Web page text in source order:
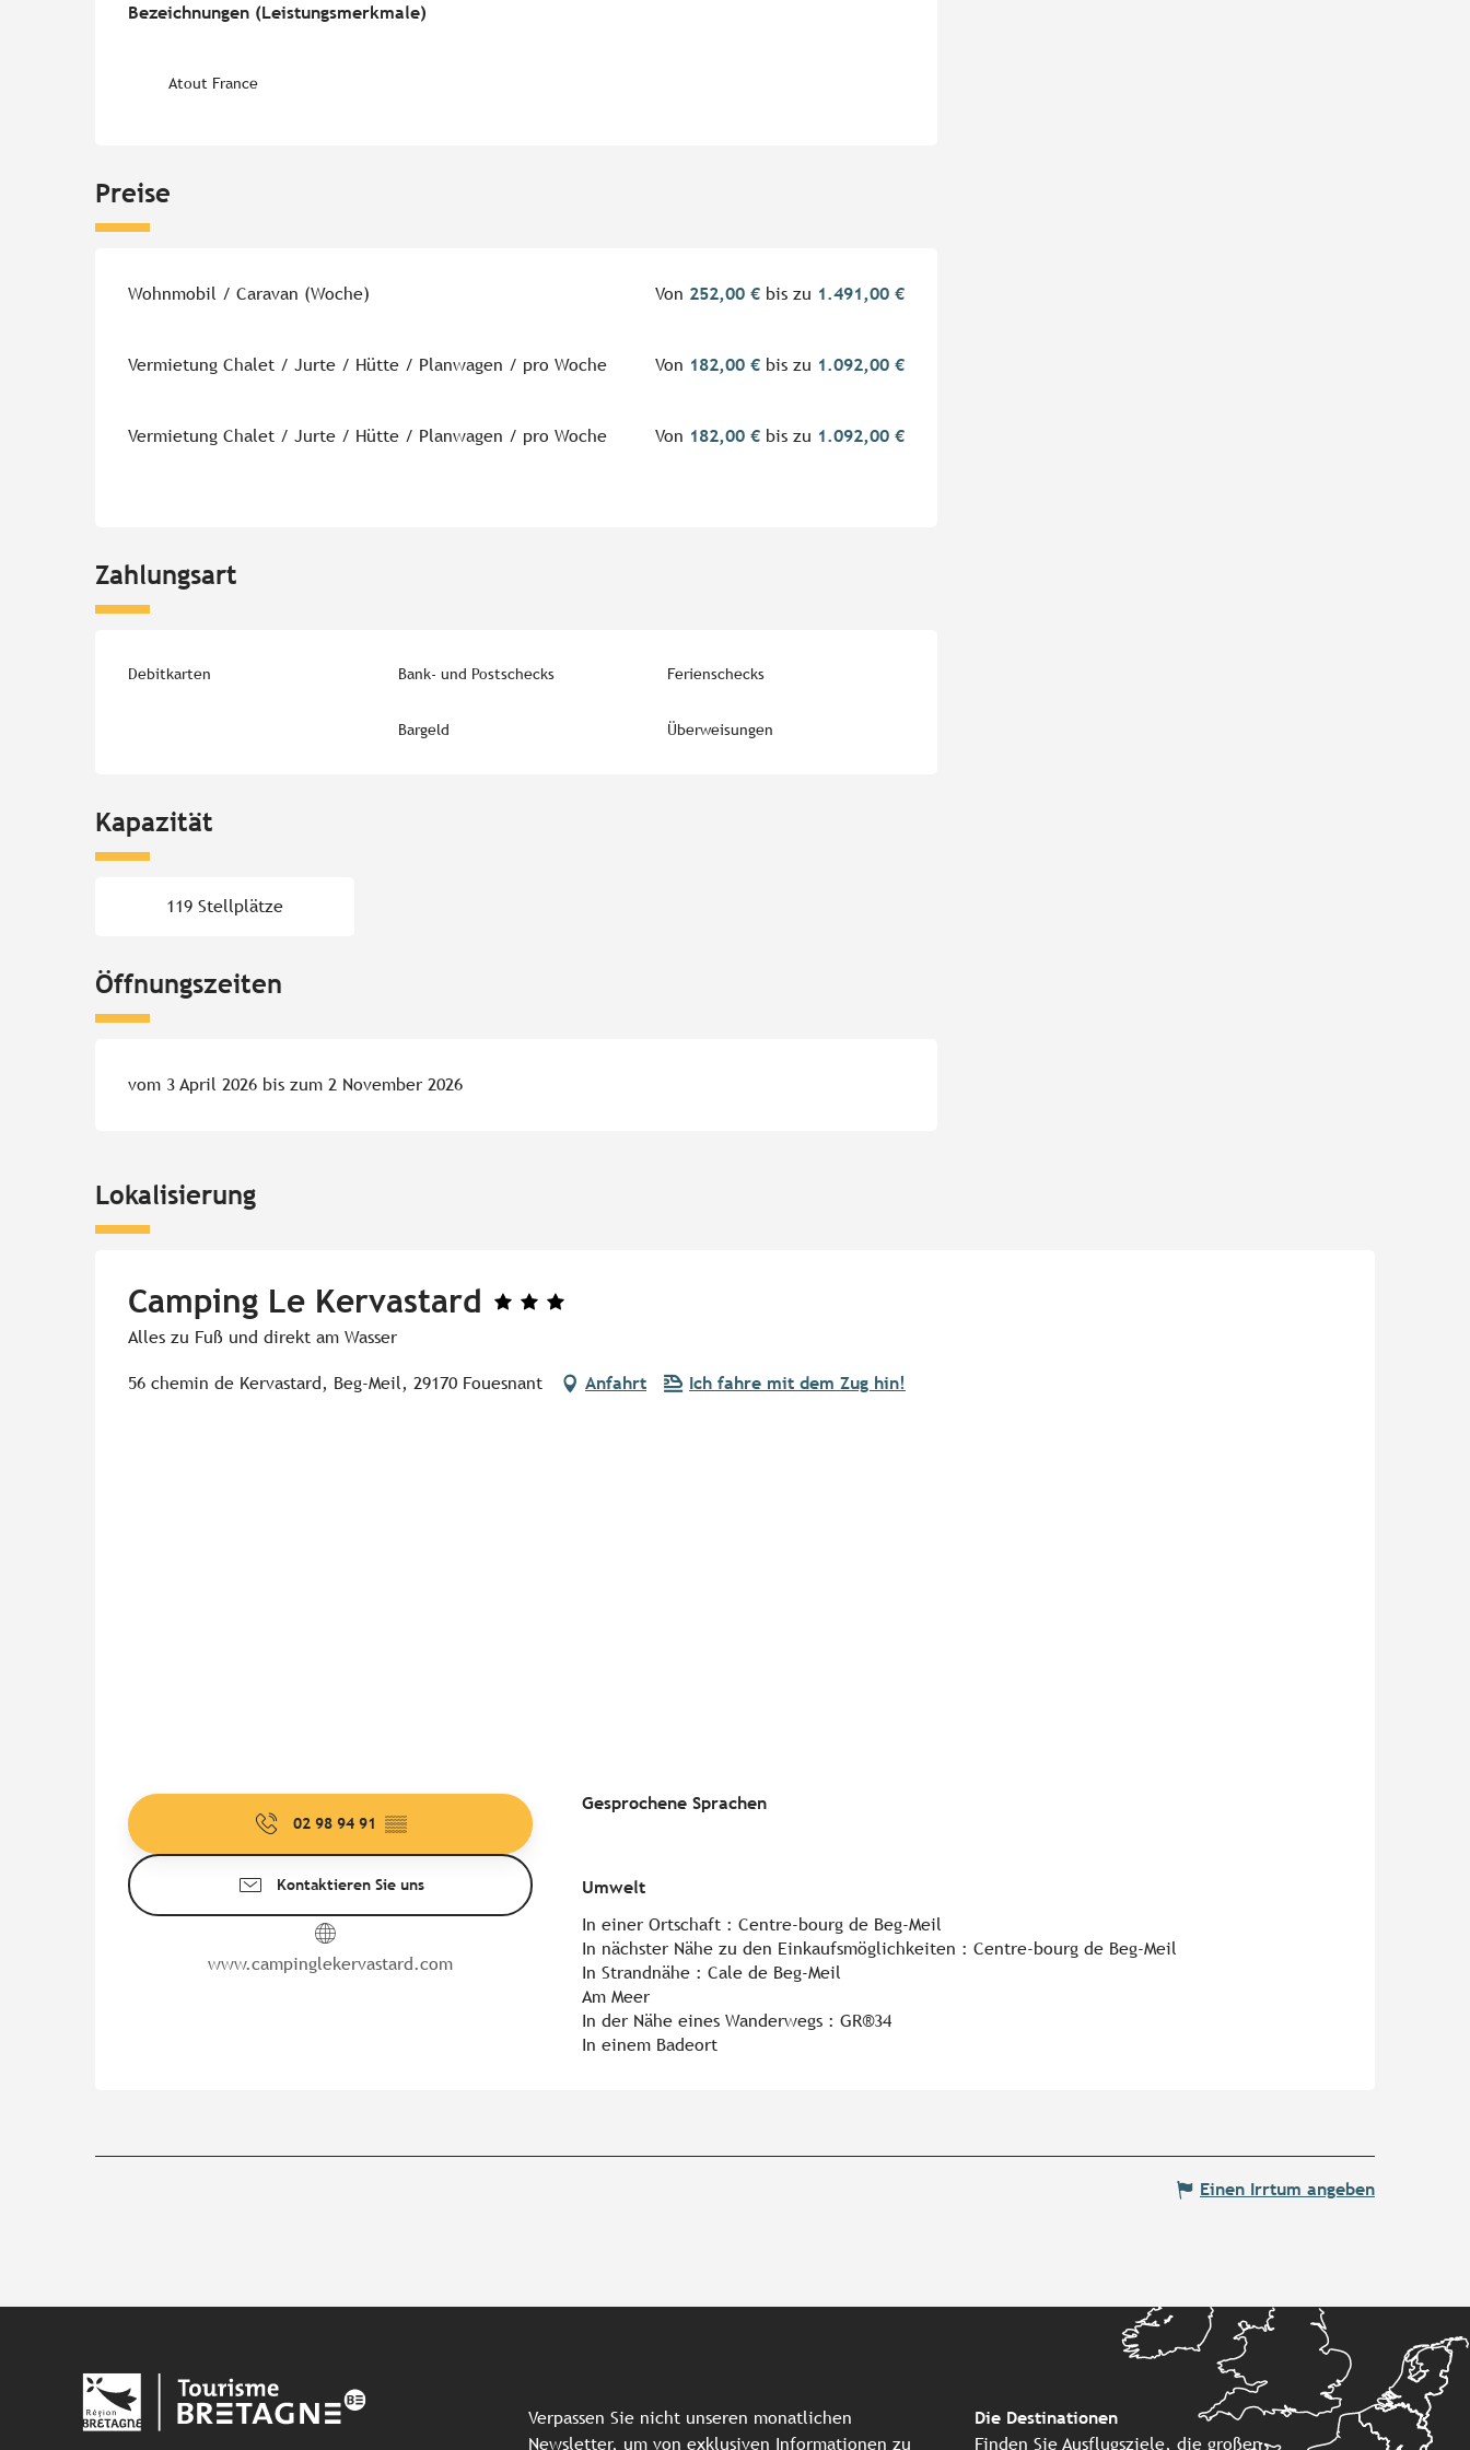
Bezeichnungen (Leistungsmerkmale)
Bezeichnungen (Leistungsmerkmale)
Atout France
Preise
Preise 2026
Wohnmobil / Caravan (Woche) Von 252,00 € bis zu 1.491,00 €
Vermietung Chalet / Jurte / Hütte / Planwagen / pro Woche Von 182,00 € bis zu 1.092,00 €
Vermietung Chalet / Jurte / Hütte / Planwagen / pro Woche Von 182,00 € bis zu 1.092,00 €
Zahlungsart
Debitkarten Bank- und Postschecks Ferienschecks
Bargeld Überweisungen
Kapazität
119 Stellplätze
Öffnungszeiten
vom 3 April 2026 bis zum 2 November 2026
Lokalisierung
Camping Le Kervastard
Alles zu Fuß und direkt am Wasser
56 chemin de Kervastard, Beg-Meil, 29170 Fouesnant Anfahrt Ich fahre mit dem Zug hin!
02 98 94 91 ▒▒
Kontaktieren Sie uns
www.campinglekervastard.com
Gesprochene Sprachen
Gesprochene Sprachen
Umwelt
Umwelt
In einer Ortschaft : Centre-bourg de Beg-Meil
In nächster Nähe zu den Einkaufsmöglichkeiten : Centre-bourg de Beg-Meil
In Strandnähe : Cale de Beg-Meil
Am Meer
In der Nähe eines Wanderwegs : GR®34
In einem Badeort
Einen Irrtum angeben
Verpassen Sie nicht unseren monatlichen
Newsletter, um von exklusiven Informationen zu
Die Destinationen
Finden Sie Ausflugsziele, die großen